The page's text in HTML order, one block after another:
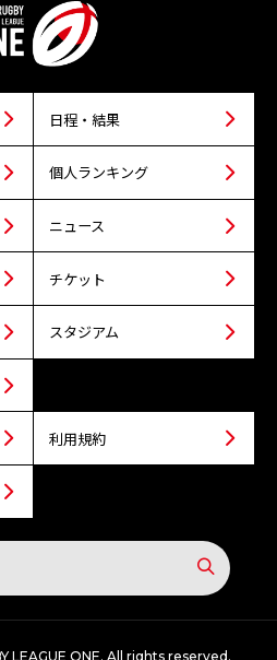
日程・結果
個人ランキング
ニュース
チケット
スタジアム
利用規約
LEAGUE ONE. All rights reserved.